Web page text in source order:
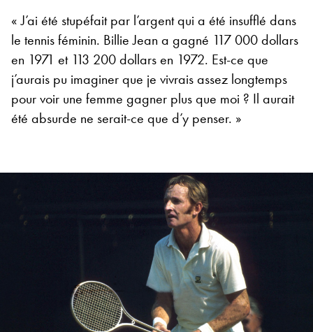
« J’ai été stupéfait par l’argent qui a été insufflé dans
le tennis féminin. Billie Jean a gagné 117 000 dollars
en 1971 et 113 200 dollars en 1972. Est-ce que
j’aurais pu imaginer que je vivrais assez longtemps
pour voir une femme gagner plus que moi ? Il aurait
été absurde ne serait-ce que d’y penser. »